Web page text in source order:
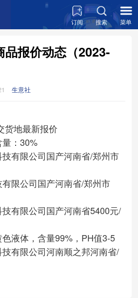
订阅 搜索 菜单
品报价动态（2023-
生意社
货地最新报价
：30%
有限公司国产河南省/郑州市
限公司国产河南省/郑州市
有限公司国产河南省5400元/
液体，含量99%，PH值3-5
有限公司河南顺之邦河南省/